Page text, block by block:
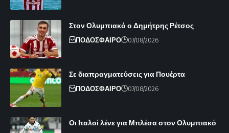
Στον Ολυμπιακό ο Δημήτρης Ρέτσος
ΠΟΔΟΣΦΑΙΡΟ 07/08/2026
Σε διαπραγματεύσεις για Πουέρτα
ΠΟΔΟΣΦΑΙΡΟ 07/08/2026
Οι Ιταλοί λένε για Μπλέσα στον Ολυμπιακό